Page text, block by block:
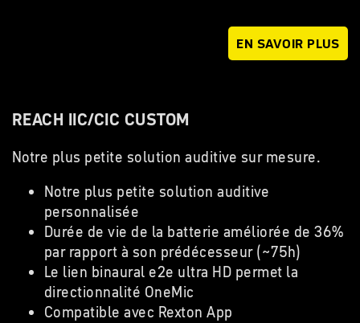
EN SAVOIR PLUS
REACH IIC/CIC CUSTOM
Notre plus petite solution auditive sur mesure.
Notre plus petite solution auditive
personnalisée
Durée de vie de la batterie améliorée de 36%
par rapport à son prédécesseur (~75h)
Le lien binaural e2e ultra HD permet la
directionnalité OneMic
Compatible avec Rexton App